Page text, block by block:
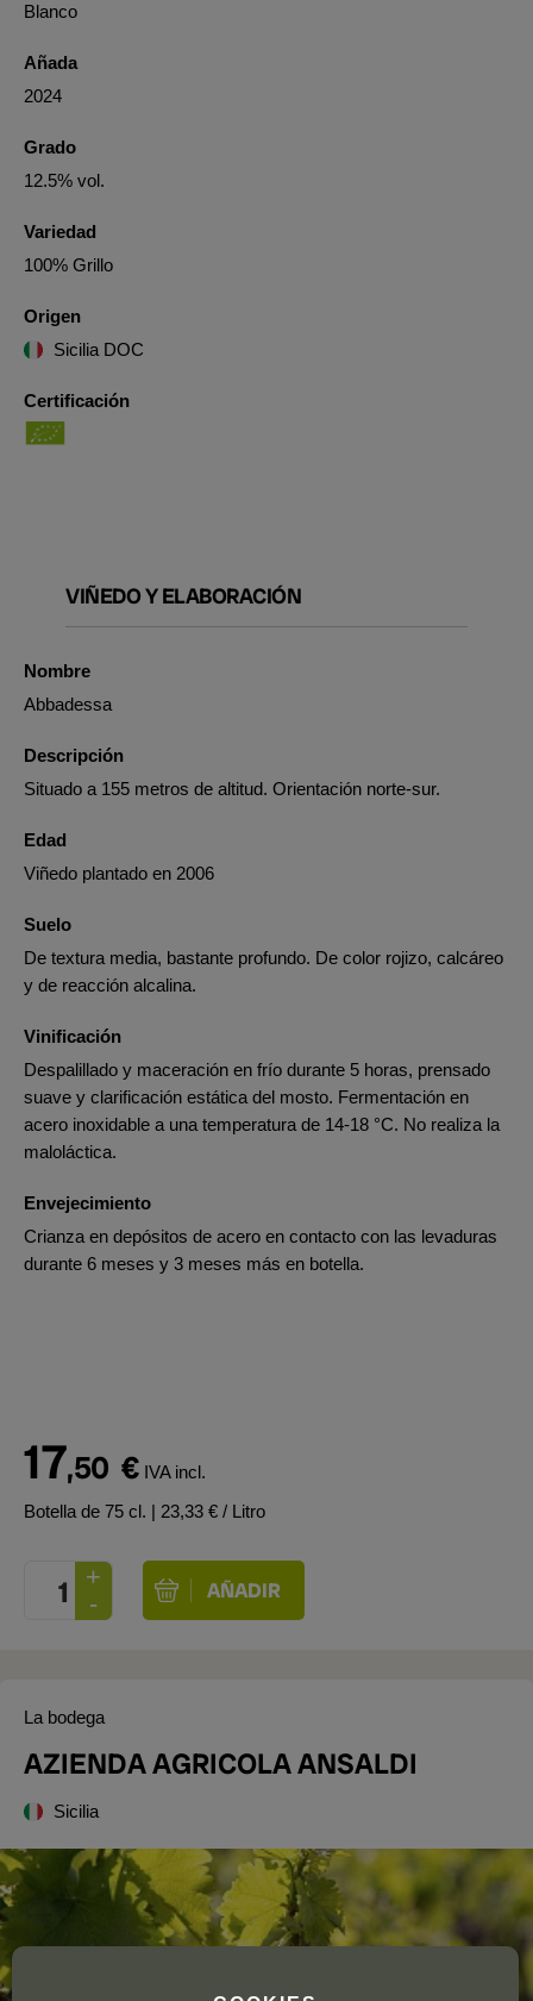
Blanco
Añada
2024
Grado
12.5% vol.
Variedad
100% Grillo
Origen
Sicilia DOC
Certificación
VIÑEDO Y ELABORACIÓN
Nombre
Abbadessa
Descripción
Situado a 155 metros de altitud. Orientación norte-sur.
Edad
Viñedo plantado en 2006
Suelo
De textura media, bastante profundo. De color rojizo, calcáreo
y de reacción alcalina.
Vinificación
Despalillado y maceración en frío durante 5 horas, prensado
suave y clarificación estática del mosto. Fermentación en
acero inoxidable a una temperatura de 14-18 °C. No realiza la
maloláctica.
Envejecimiento
Crianza en depósitos de acero en contacto con las levaduras
durante 6 meses y 3 meses más en botella.
17,50 € IVA incl.
Botella de 75 cl. | 23,33 € / Litro
La bodega
AZIENDA AGRICOLA ANSALDI
Sicilia